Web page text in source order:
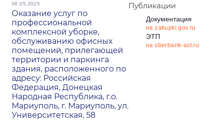
06.05.2025
Оказание услуг по
профессиональной
комплексной уборке,
обслуживанию офисных
помещений, прилегающей
территории и паркинга
здания, расположенного по
адресу: Российская
Федерация, Донецкая
Народная Республика, г.о.
Мариуполь, г. Мариуполь, ул.
Университетская, 58
Публикации
Документация
на zakupki.gov.ru
ЭТП
на sberbank-ast.ru